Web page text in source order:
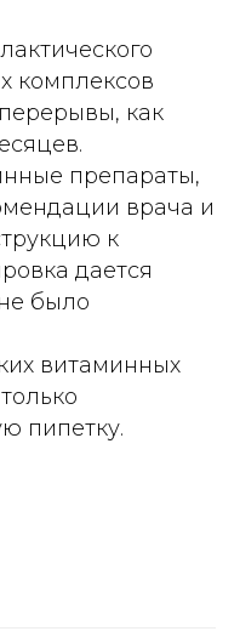
комплексов
как
препараты,
врача и
к
дается
было
витаминных
пипетку.